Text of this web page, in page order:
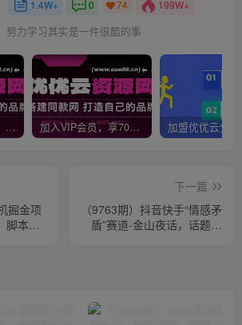
1.4W+ 0 74 199W+
努力学习其实是一件很酷的事
你还在到处找项目？还在当韭菜？我靠网创资源站一个月收入5万+，曾经我也是个失败者。 加入VIP会员，享70%的推广提成，免费学习多种网上创业课程，菜鸟秒变大神！
掘金项
脚本全
下一篇
（9763期）抖音快手“情感矛
盾”赛道-金山夜话，话题自